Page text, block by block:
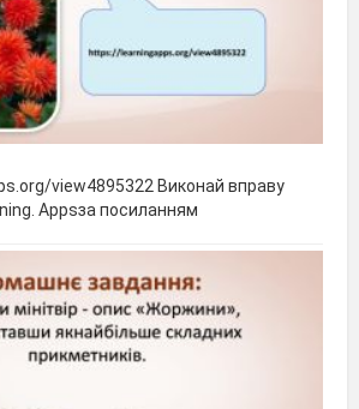
view4895322 Виконай вправу
Appsза посиланням